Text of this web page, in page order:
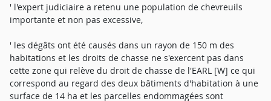
' l'expert judiciaire a retenu une population de chevreuils
importante et non pas excessive,
' les dégâts ont été causés dans un rayon de 150 m des
habitations et les droits de chasse ne s'exercent pas dans
cette zone qui relève du droit de chasse de l'EARL [W] ce qui
correspond au regard des deux bâtiments d'habitation à une
surface de 14 ha et les parcelles endommagées sont